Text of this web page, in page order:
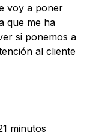
voy a poner
que me ha
si ponemos a
al cliente
minutos